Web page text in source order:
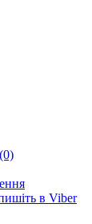
в Viber